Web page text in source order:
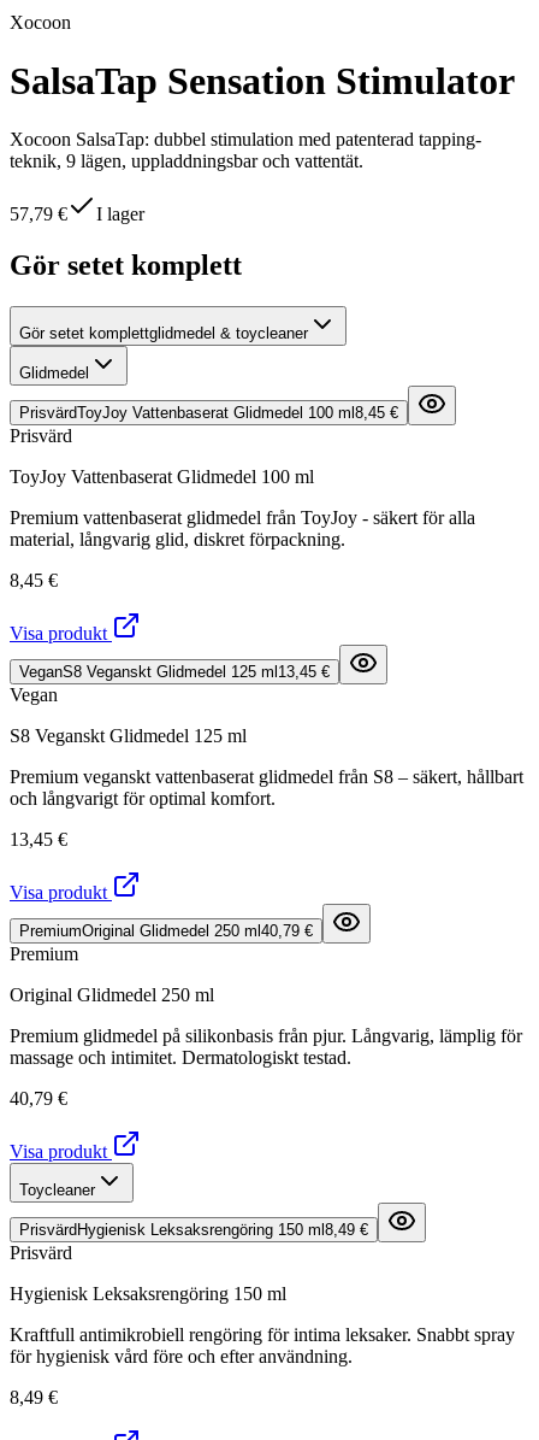
Xocoon
SalsaTap Sensation Stimulator
Xocoon SalsaTap: dubbel stimulation med patenterad tapping-
teknik, 9 lägen, uppladdningsbar och vattentät.
57,79 € I lager
Gör setet komplett
Gör setet komplettglidmedel & toycleaner
Glidmedel
PrisvärdToyJoy Vattenbaserat Glidmedel 100 ml 8,45 €
Prisvärd
ToyJoy Vattenbaserat Glidmedel 100 ml
Premium vattenbaserat glidmedel från ToyJoy - säkert för alla
material, långvarig glid, diskret förpackning.
8,45 €
Visa produkt
VeganS8 Veganskt Glidmedel 125 ml 13,45 €
Vegan
S8 Veganskt Glidmedel 125 ml
Premium veganskt vattenbaserat glidmedel från S8 – säkert, hållbart
och långvarigt för optimal komfort.
13,45 €
Visa produkt
PremiumOriginal Glidmedel 250 ml 40,79 €
Premium
Original Glidmedel 250 ml
Premium glidmedel på silikonbasis från pjur. Långvarig, lämplig för
massage och intimitet. Dermatologiskt testad.
40,79 €
Visa produkt
Toycleaner
Prisvärd Hygienisk Leksaksrengöring 150 ml 8,49 €
Prisvärd
Hygienisk Leksaksrengöring 150 ml
Kraftfull antimikrobiell rengöring för intima leksaker. Snabbt spray
för hygienisk vård före och efter användning.
8,49 €